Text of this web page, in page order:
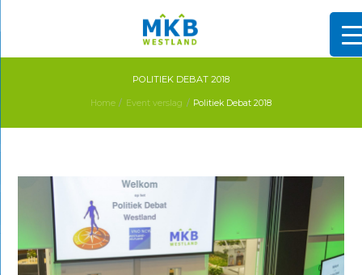
POLITIEK DEBAT 2018
Home Event verslag Politiek Debat 2018